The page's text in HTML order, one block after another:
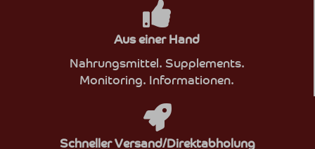
Aus einer Hand
Nahrungsmittel. Supplements.
Monitoring. Informationen.
Schneller Versand/Direktabholung